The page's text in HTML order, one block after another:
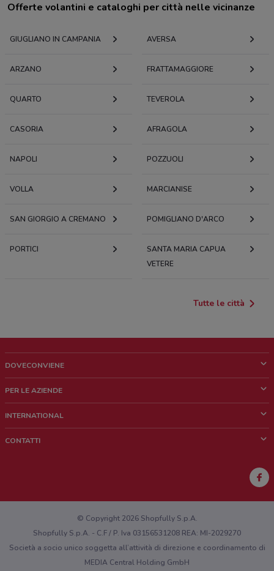
Offerte volantini e cataloghi per città nelle vicinanze
GIUGLIANO IN CAMPANIA AVERSA
ARZANO FRATTAMAGGIORE
QUARTO TEVEROLA
CASORIA AFRAGOLA
NAPOLI POZZUOLI
VOLLA MARCIANISE
SAN GIORGIO A CREMANO POMIGLIANO D'ARCO
PORTICI
SANTA MARIA CAPUA
VETERE
Tutte le città
DOVECONVIENE
Chi siamo
Lavora con noi
PER LE AZIENDE
Richieste commerciali e marketing
INTERNATIONAL
CONTATTI
Hai un malfunzionamento sul web o sull'app?
© Copyright 2026 Shopfully S.p.A.
Shopfully S.p.A. - C.F / P. Iva 03156531208 REA: MI-2029270
Società a socio unico soggetta all’attività di direzione e coordinamento di
MEDIA Central Holding GmbH